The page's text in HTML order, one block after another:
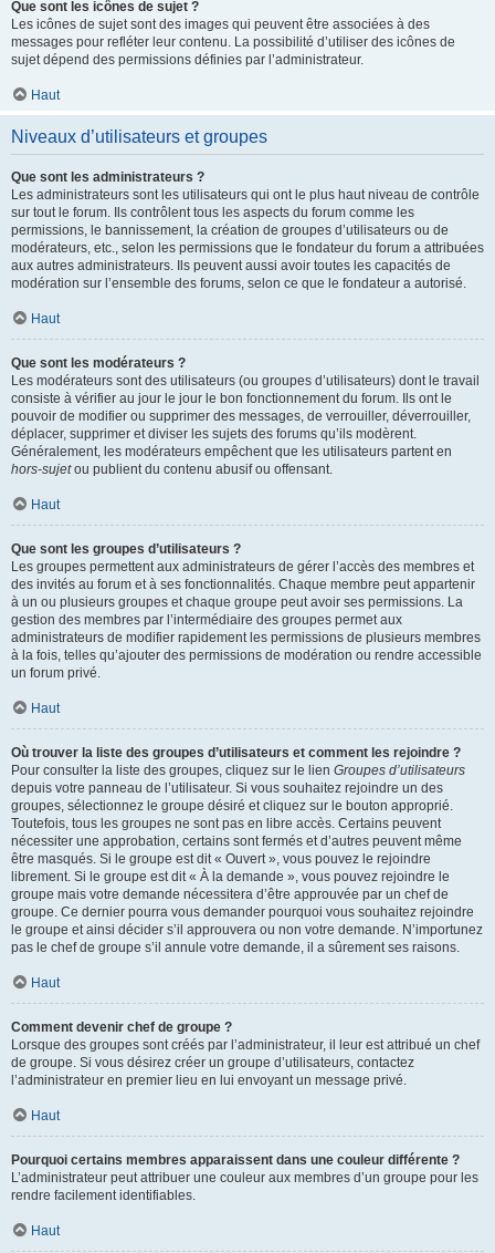
Que sont les icônes de sujet ?
Les icônes de sujet sont des images qui peuvent être associées à des
messages pour refléter leur contenu. La possibilité d’utiliser des icônes de
sujet dépend des permissions définies par l’administrateur.
Haut
Niveaux d’utilisateurs et groupes
Que sont les administrateurs ?
Les administrateurs sont les utilisateurs qui ont le plus haut niveau de contrôle
sur tout le forum. Ils contrôlent tous les aspects du forum comme les
permissions, le bannissement, la création de groupes d’utilisateurs ou de
modérateurs, etc., selon les permissions que le fondateur du forum a attribuées
aux autres administrateurs. Ils peuvent aussi avoir toutes les capacités de
modération sur l’ensemble des forums, selon ce que le fondateur a autorisé.
Haut
Que sont les modérateurs ?
Les modérateurs sont des utilisateurs (ou groupes d’utilisateurs) dont le travail
consiste à vérifier au jour le jour le bon fonctionnement du forum. Ils ont le
pouvoir de modifier ou supprimer des messages, de verrouiller, déverrouiller,
déplacer, supprimer et diviser les sujets des forums qu’ils modèrent.
Généralement, les modérateurs empêchent que les utilisateurs partent en
hors-sujetou publient du contenu abusif ou offensant.
Haut
Que sont les groupes d’utilisateurs ?
Les groupes permettent aux administrateurs de gérer l’accès des membres et
des invités au forum et à ses fonctionnalités. Chaque membre peut appartenir
à un ou plusieurs groupes et chaque groupe peut avoir ses permissions. La
gestion des membres par l’intermédiaire des groupes permet aux
administrateurs de modifier rapidement les permissions de plusieurs membres
à la fois, telles qu’ajouter des permissions de modération ou rendre accessible
un forum privé.
Haut
Où trouver la liste des groupes d’utilisateurs et comment les rejoindre ?
Pour consulter la liste des groupes, cliquez sur le lien Groupes d’utilisateurs
depuis votre panneau de l’utilisateur. Si vous souhaitez rejoindre un des
groupes, sélectionnez le groupe désiré et cliquez sur le bouton approprié.
Toutefois, tous les groupes ne sont pas en libre accès. Certains peuvent
nécessiter une approbation, certains sont fermés et d’autres peuvent même
être masqués. Si le groupe est dit « Ouvert », vous pouvez le rejoindre
librement. Si le groupe est dit « À la demande », vous pouvez rejoindre le
groupe mais votre demande nécessitera d’être approuvée par un chef de
groupe. Ce dernier pourra vous demander pourquoi vous souhaitez rejoindre
le groupe et ainsi décider s’il approuvera ou non votre demande. N’importunez
pas le chef de groupe s’il annule votre demande, il a sûrement ses raisons.
Haut
Comment devenir chef de groupe ?
Lorsque des groupes sont créés par l’administrateur, il leur est attribué un chef
de groupe. Si vous désirez créer un groupe d’utilisateurs, contactez
l’administrateur en premier lieu en lui envoyant un message privé.
Haut
Pourquoi certains membres apparaissent dans une couleur différente ?
L’administrateur peut attribuer une couleur aux membres d’un groupe pour les
rendre facilement identifiables.
Haut